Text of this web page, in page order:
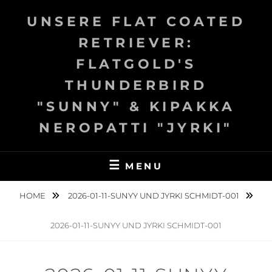
UNSERE FLAT COATED
RETRIEVER:
FLATGOLD'S
THUNDERBIRD
"SUNNY" & KIPAKKA
NEROPATTI "JYRKI"
MENU
HOME 2026-01-11-SUNYY UND JYRKI SCHMIDT-001
2026-01-11-SUNYY UND JYRKI SCHMIDT-001